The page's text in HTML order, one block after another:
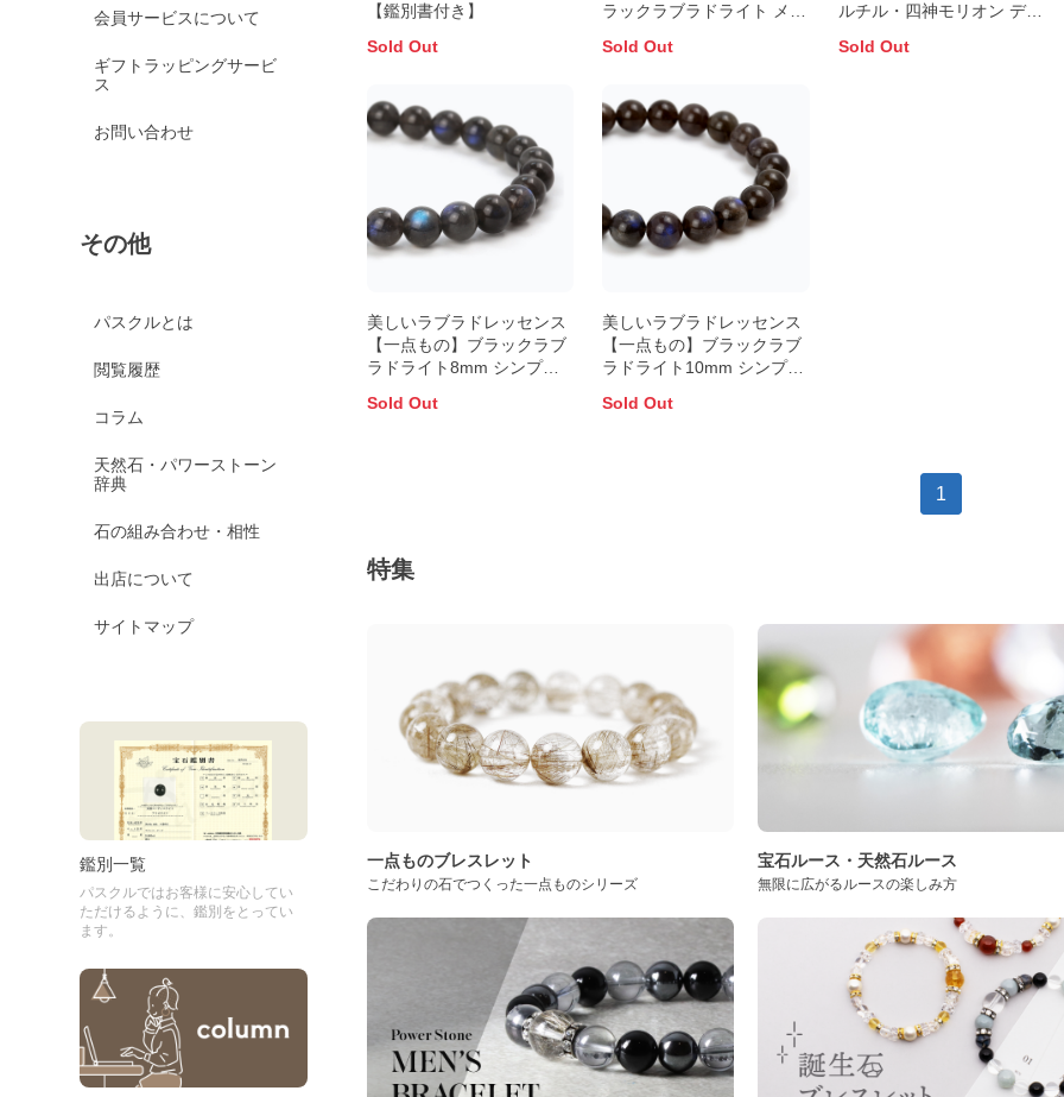
会員サービスについて
ギフトラッピングサービ
ス
お問い合わせ
その他
パスクルとは
閲覧履歴
コラム
天然石・パワーストーン
辞典
石の組み合わせ・相性
出店について
サイトマップ
鑑別一覧
パスクルではお客様に安心してい
ただけるように、鑑別をとってい
ます。
【鑑別書付き】
Sold Out
ラックラブラドライト メン
Sold Out
ルチル・四神モリオン デザ
Sold Out
美しいラブラドレッセンス
【一点もの】ブラックラブ
ラドライト8mm シンプル
Sold Out
美しいラブラドレッセンス
【一点もの】ブラックラブ
ラドライト10mm シンプル
Sold Out
1
特集
一点ものブレスレット
こだわりの石でつくった一点ものシリーズ
宝石ルース・天然石ルース
無限に広がるルースの楽しみ方